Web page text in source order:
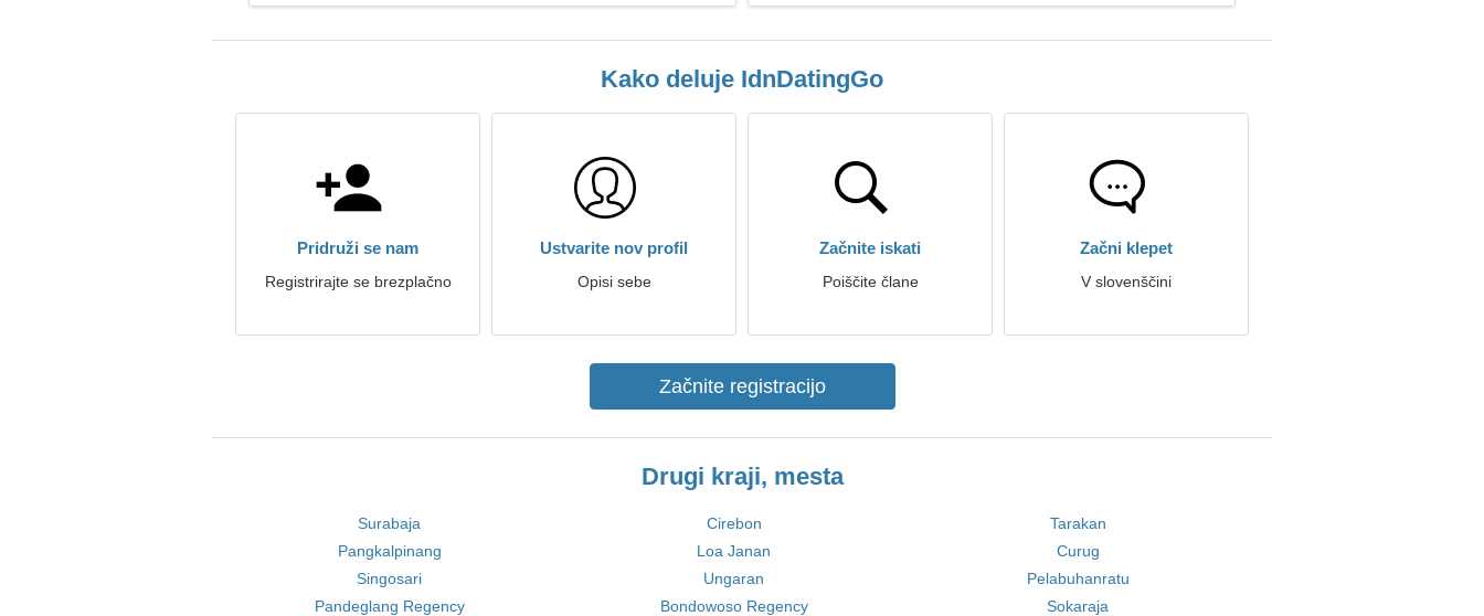
Kako deluje IdnDatingGo
Pridruži se nam
Registrirajte se brezplačno
Ustvarite nov profil
Opisi sebe
Začnite iskati
Poiščite člane
Začni klepet
V slovenščini
Začnite registracijo
Drugi kraji, mesta
Surabaja Cirebon
Tarakan
Pangkalpinang
Loa Janan
Curug
Singosari
Ungaran
Pelabuhanratu
Pandeglang Regency
Bondowoso Regency Sokaraja